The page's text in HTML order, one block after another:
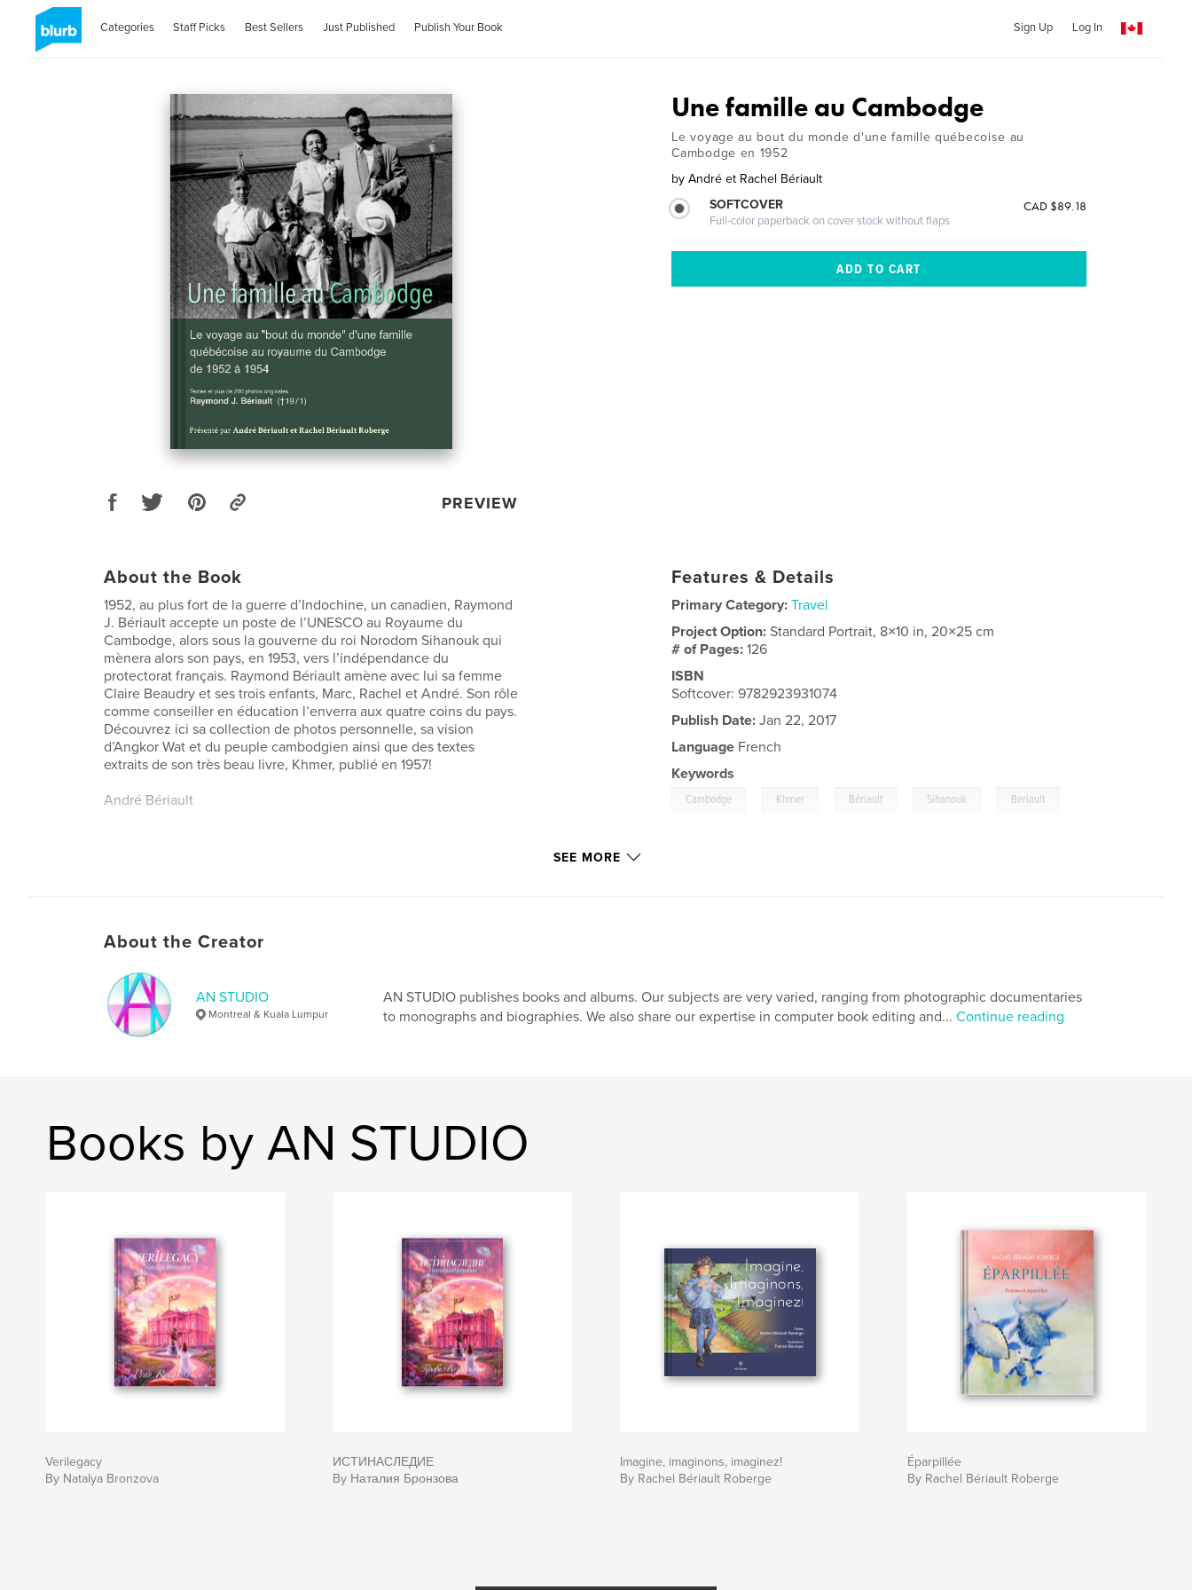
Categories Staff Picks Best Sellers Just Published Publish Your Book Sign Up Log In
PREVIEW
Une famille au Cambodge
Le voyage au bout du monde d'une famille québecoise au
Cambodge en 1952
by André et Rachel Bériault
SOFTCOVER
Full-color paperback on cover stock without flaps
CAD $89.18
About the Book
1952, au plus fort de la guerre d’Indochine, un canadien, Raymond
J. Bériault accepte un poste de l’UNESCO au Royaume du
Cambodge, alors sous la gouverne du roi Norodom Sihanouk qui
mènera alors son pays, en 1953, vers l’indépendance du
protectorat français. Raymond Bériault amène avec lui sa femme
Claire Beaudry et ses trois enfants, Marc, Rachel et André. Son rôle
comme conseiller en éducation l’enverra aux quatre coins du pays.
Découvrez ici sa collection de photos personnelle, sa vision
d’Angkor Wat et du peuple cambodgien ainsi que des textes
extraits de son très beau livre, Khmer, publié en 1957!
André Bériault
Features & Details
Primary Category: Travel
Project Option:Standard Portrait, 8×10 in, 20×25 cm
# of Pages:126
ISBN
Softcover: 9782923931074
Publish Date: Jan 22, 2017
Language French
Keywords
Cambodge Khmer Bériault Sihanouk Beriault
SEE MORE
About the Creator
AN STUDIO
Montreal & Kuala Lumpur
AN STUDIO publishes books and albums. Our subjects are very varied, ranging from photographic documentaries
to monographs and biographies. We also share our expertise in computer book editing and... Continue reading
Books by AN STUDIO
Verilegacy
By Natalya Bronzova
ИСТИНАСЛЕДИЕ
By Наталия Бронзова
Imagine, imaginons, imaginez!
By Rachel Bériault Roberge
Éparpillée
By Rachel Bériault Roberge